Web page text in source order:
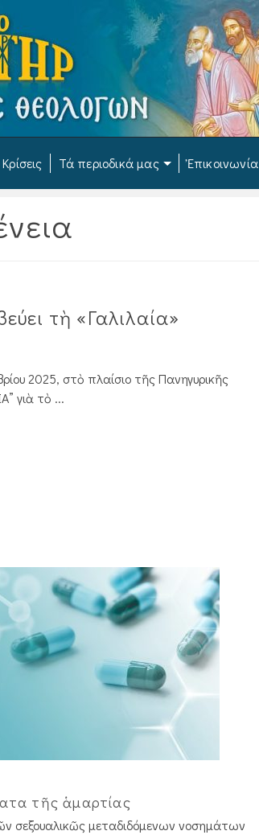
Τά περιοδικά μας Ἐπικοινωνία
τὴ «Γαλιλαία»
2025, στὸ πλαίσιο τῆς Πανηγυρικῆς
γιὰ τὸ ...
τῆς ἁμαρτίας
σεξουαλικῶς μεταδιδόμενων νοσημάτων